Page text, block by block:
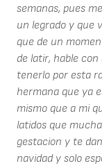
semanas, pues
un legrado y que
que de un
de latir, hable
tenerlo por esta
hermana que ya
mismo que a mi
latidos que
gestacion y te
navidad y solo